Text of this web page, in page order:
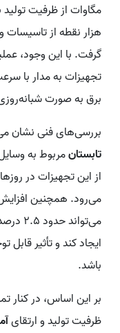
هزار نقطه از
گرفت. با این وجود،
تجهیزات به مدار با
برق به صورت
بررسی‌های فنی نشان
تابستانمربوط به
می‌رود. همچنین
ایجاد کند و تأثیر
باشد.
بر این اساس، در کنار
ظرفیت تولید و ارتقای